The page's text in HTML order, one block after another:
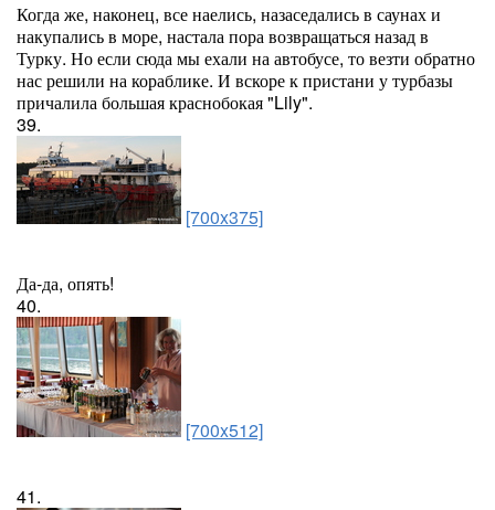
Когда же, наконец, все наелись, назаседались в саунах и
накупались в море, настала пора возвращаться назад в
Турку. Но если сюда мы ехали на автобусе, то везти обратно
нас решили на кораблике. И вскоре к пристани у турбазы
причалила большая краснобокая "Lily".
39.
[700x375]
Да-да, опять!
40.
[700x512]
41.